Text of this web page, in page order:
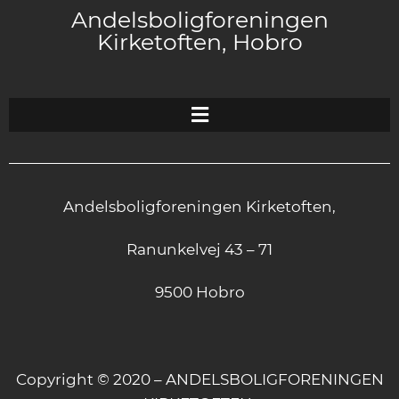
Andelsboligforeningen
Kirketoften, Hobro
Andelsboligforeningen Kirketoften,
Ranunkelvej 43 – 71
9500 Hobro
Copyright © 2020 – ANDELSBOLIGFORENINGEN